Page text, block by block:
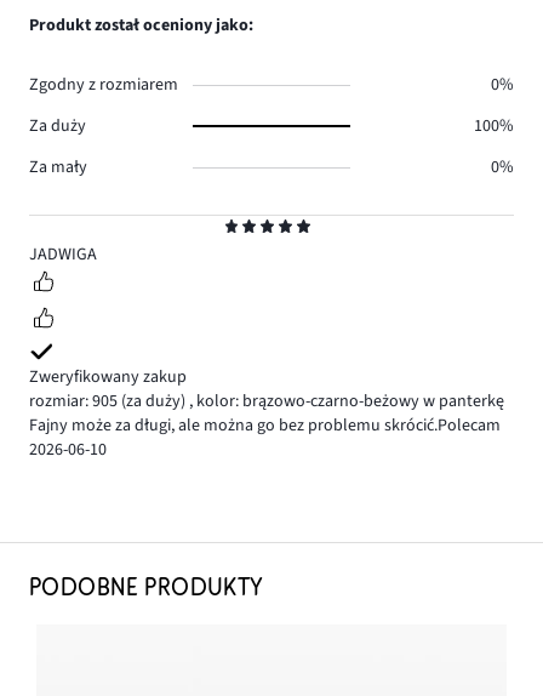
5
JADWIGA
Zweryfikowany zakup
rozmiar: 905 (za duży) , kolor: brązowo-czarno-beżowy w panterkę
Fajny może za długi, ale można go bez problemu skrócić.Polecam
2026-06-10
Produkt został oceniony jako:
Zgodny z rozmiarem
0%
Za duży
100%
Za mały
0%
PODOBNE PRODUKTY